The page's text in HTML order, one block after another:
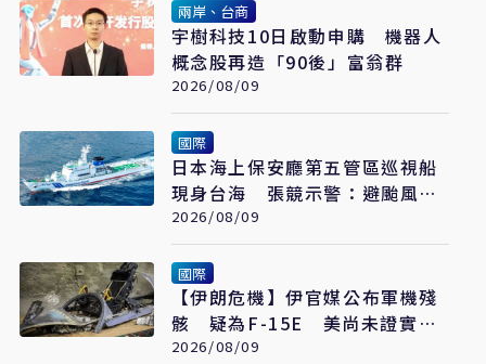
兩岸、台商
宇樹科技10日啟動申購 機器人
概念股再造「90後」富翁群
2026/08/09
國際
日本海上保安廳第五管區巡視船
現身台海 張競示警：避颱風也
要關注航行動向
2026/08/09
國際
【伊朗危機】伊官媒公布軍機殘
骸 疑為F-15E 美尚未證實遭
擊落
2026/08/09